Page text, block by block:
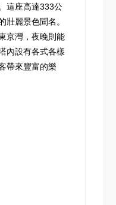
這座高達333公
壯麗景色聞名。
京灣，夜晚則能
內設有各式各樣
帶來豐富的樂